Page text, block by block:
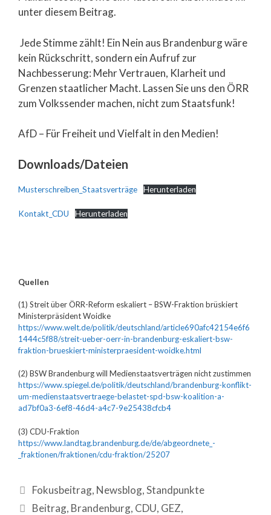
unter diesem Beitrag.
Jede Stimme zählt! Ein Nein aus Brandenburg wäre
kein Rückschritt, sondern ein Aufruf zur
Nachbesserung: Mehr Vertrauen, Klarheit und
Grenzen staatlicher Macht. Lassen Sie uns den ÖRR
zum Volkssender machen, nicht zum Staatsfunk!
AfD – Für Freiheit und Vielfalt in den Medien!
Downloads/Dateien
Musterschreiben_Staatsverträge Herunterladen
Kontakt_CDU Herunterladen
Quellen
(1) Streit über ÖRR-Reform eskaliert – BSW-Fraktion brüskiert
Ministerpräsident Woidke
https://www.welt.de/politik/deutschland/article690afc42154e6f6
1444c5f88/streit-ueber-oerr-in-brandenburg-eskaliert-bsw-
fraktion-brueskiert-ministerpraesident-woidke.html
(2) BSW Brandenburg will Medienstaatsverträgen nicht zustimmen
https://www.spiegel.de/politik/deutschland/brandenburg-konflikt-
um-medienstaatsvertraege-belastet-spd-bsw-koalition-a-
ad7bf0a3-6ef8-46d4-a4c7-9e25438cfcb4
(3) CDU-Fraktion
https://www.landtag.brandenburg.de/de/abgeordnete_-
_fraktionen/fraktionen/cdu-fraktion/25207
Fokusbeitrag, Newsblog,Standpunkte
Beitrag, Brandenburg, CDU, GEZ,